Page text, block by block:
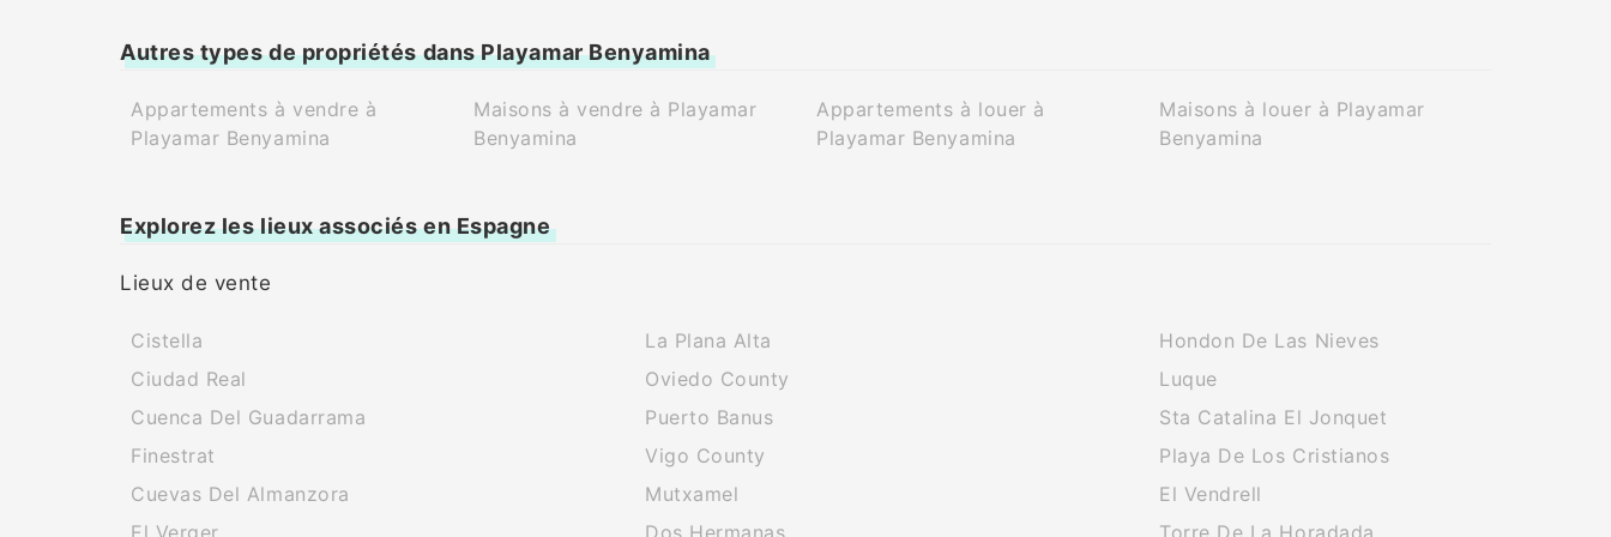
Autres types de propriétés dans Playamar Benyamina
Appartements à vendre à
Playamar Benyamina
Maisons à vendre à Playamar
Benyamina
Appartements à louer à
Playamar Benyamina
Maisons à louer à Playamar
Benyamina
Explorez les lieux associés en Espagne
Lieux de vente
Cistella
Ciudad Real
Cuenca Del Guadarrama
Finestrat
Cuevas Del Almanzora
El Verger
La Plana Alta
Oviedo County
Puerto Banus
Vigo County
Mutxamel
Dos Hermanas
Hondon De Las Nieves
Luque
Sta Catalina El Jonquet
Playa De Los Cristianos
El Vendrell
Torre De La Horadada